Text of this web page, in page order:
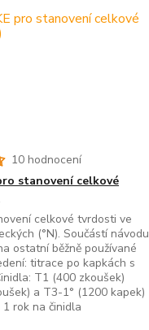
10 hodnocení
stanovení celkové
celkové tvrdosti ve
(°N). Součástí návodu
ostatní běžně používané
titrace po kapkách s
T1 (400 zkoušek)
a T3-1° (1200 kapek)
rok na činidla